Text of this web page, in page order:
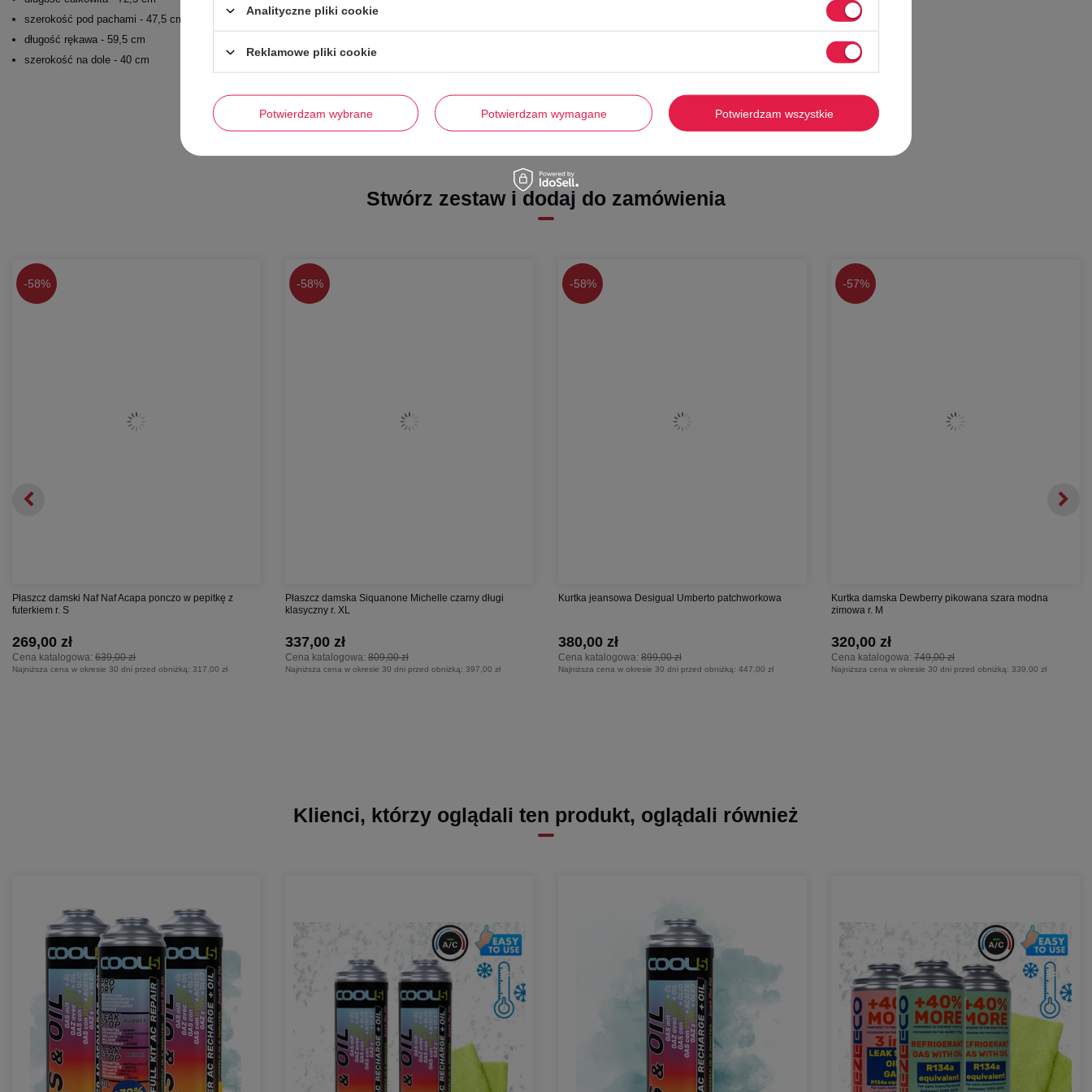
szerokość pod pachami - 47,5 cm
długość rękawa - 59,5 cm
szerokość na dole - 40 cm
Stwórz zestaw i dodaj do zamówienia
-58%
Płaszcz damski Naf Naf Acapa ponczo w pepitkę z
futerkiem r. S
Cena katalogowa: 639,00 zł
269,00 zł
Najniższa cena w okresie 30 dni przed obniżką: 317,00 zł
-58%
Płaszcz damska Siquanone Michelle czarny długi
klasyczny r. XL
Cena katalogowa: 809,00 zł
337,00 zł
Najniższa cena w okresie 30 dni przed obniżką: 397,00 zł
-58%
Kurtka jeansowa Desigual Umberto patchworkowa
Cena katalogowa: 899,00 zł
380,00 zł
Najniższa cena w okresie 30 dni przed obniżką: 447,00 zł
-57%
Kurtka damska Dewberry pikowana szara modna
zimowa r. M
Cena katalogowa: 749,00 zł
320,00 zł
Najniższa cena w okresie 30 dni przed obniżką: 339,00 zł
Klienci, którzy oglądali ten produkt, oglądali również
Analityczne pliki cookie
Reklamowe pliki cookie
Potwierdzam wybrane Potwierdzam wymagane Potwierdzam wszystkie